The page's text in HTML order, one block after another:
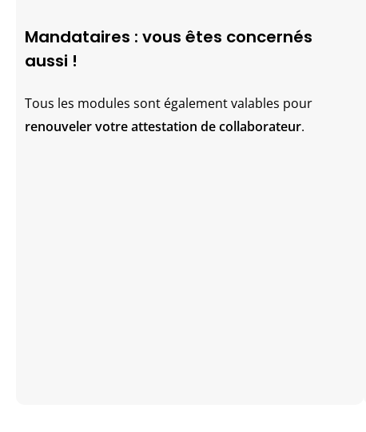
Mandataires : vous êtes concernés
aussi !
Tous les modules sont également valables pour
renouveler votre attestation de collaborateur.